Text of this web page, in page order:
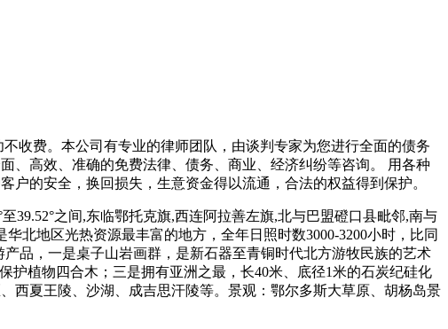
收费。本公司有专业的律师团队，由谈判专家为您进行全面的债务
、高效、准确的免费法律、债务、商业、经济纠纷等咨询。 用各种
的安全，换回损失，生意资金得以流通，合法的权益得到保护。
39.52°之间,东临鄂托克旗,西连阿拉善左旗,北与巴盟磴口县毗邻,南与
北地区光热资源最丰富的地方，全年日照时数3000-3200小时，比同
品，一是桌子山岩画群，是新石器至青铜时代北方游牧民族的艺术
护植物四合木；三是拥有亚洲之最，长40米、底径1米的石炭纪硅化
西夏王陵、沙湖、成吉思汗陵等。景观：鄂尔多斯大草原、胡杨岛景